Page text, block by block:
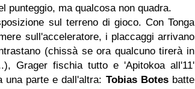
punteggio, ma qualcosa non quadra.
sul terreno di gioco. Con Tonga
sull'acceleratore, i placcaggi arrivano
(chissà se ora qualcuno tirerà in
Grager fischia tutto e 'Apitokoa all'11'
una parte e dall'altra: Tobias Botesbatte